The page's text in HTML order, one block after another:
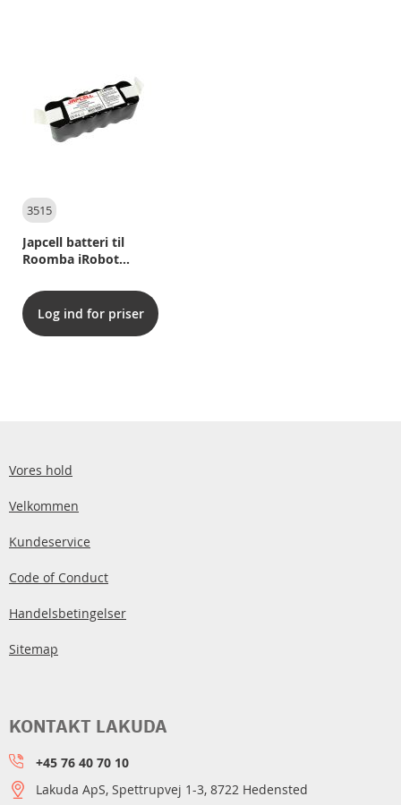
3515
Japcell batteri til
Roomba iRobot
serierne - 3000 mAh
Log ind for priser
Vores hold
Velkommen
Kundeservice
Code of Conduct
Handelsbetingelser
Sitemap
KONTAKT LAKUDA
+45 76 40 70 10
Lakuda ApS, Spettrupvej 1-3, 8722 Hedensted